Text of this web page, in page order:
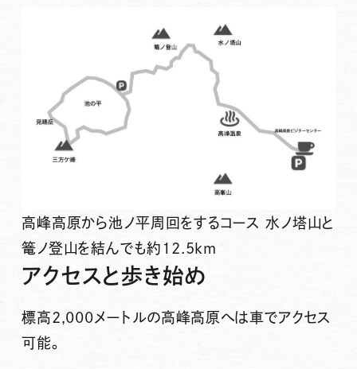
高峰高原から池ノ平周回をするコース 水ノ塔山と
篭ノ登山を結んでも約12.5km
アクセスと歩き始め
標高2,000メートルの高峰高原へは車でアクセス
可能。